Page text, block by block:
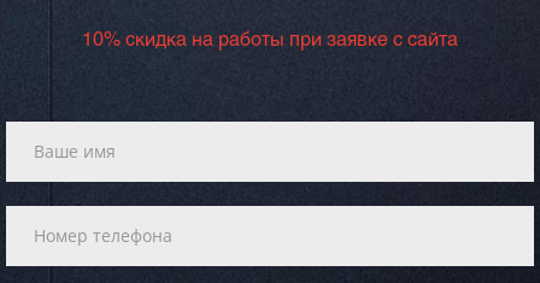
10% скидка на работы при заявке с сайта